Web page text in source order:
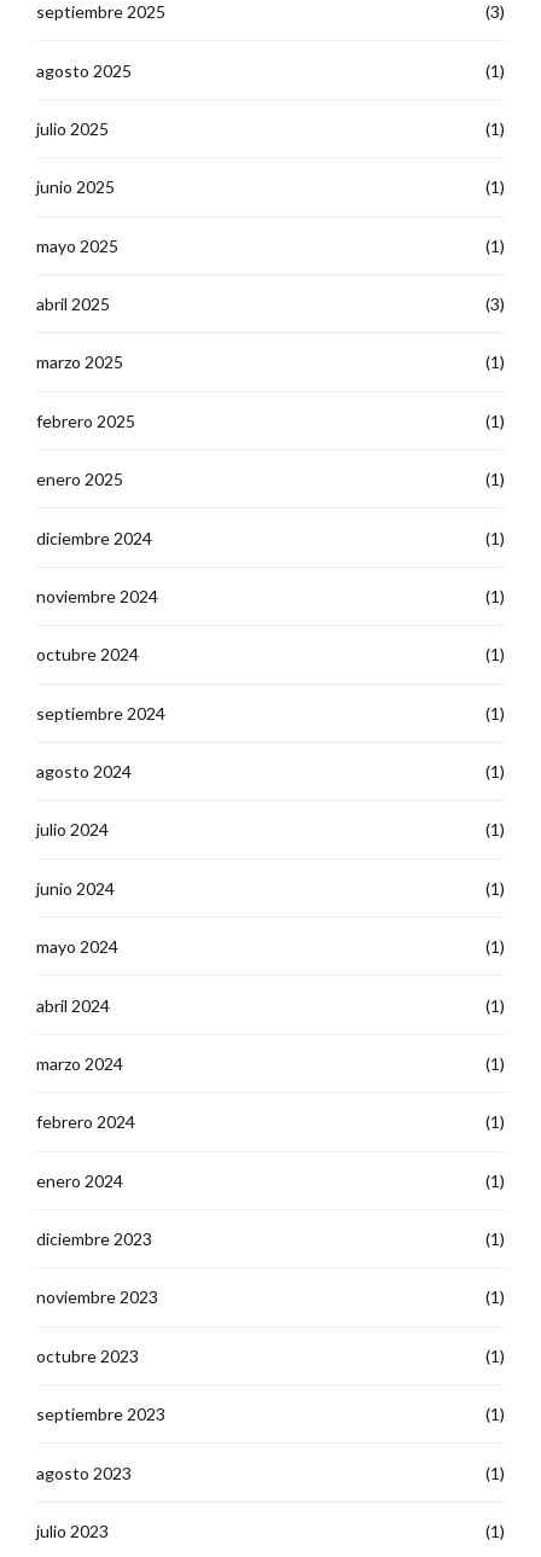
septiembre 2025 (3)
agosto 2025 (1)
julio 2025 (1)
junio 2025 (1)
mayo 2025 (1)
abril 2025 (3)
marzo 2025 (1)
febrero 2025 (1)
enero 2025 (1)
diciembre 2024 (1)
noviembre 2024 (1)
octubre 2024 (1)
septiembre 2024 (1)
agosto 2024 (1)
julio 2024 (1)
junio 2024 (1)
mayo 2024 (1)
abril 2024 (1)
marzo 2024 (1)
febrero 2024 (1)
enero 2024 (1)
diciembre 2023 (1)
noviembre 2023 (1)
octubre 2023 (1)
septiembre 2023 (1)
agosto 2023 (1)
julio 2023 (1)